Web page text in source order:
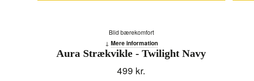
Blid bærekomfort
Aura Strækvikle - Twilight Navy
499 kr.
Mere information